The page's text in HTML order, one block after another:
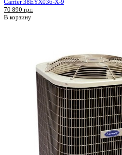
Carrier 38EYX036-X-9
70 890 грн
В корзину